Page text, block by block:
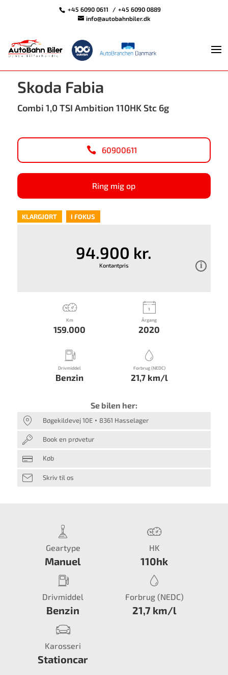
+45 6090 0611
+45 6090 0889
info@autobahnbiler.dk
<Tilbage til søgeresultat
Skoda Fabia
Combi 1,0 TSI Ambition 110HK Stc 6g
60900611
Ring mig op
KLARGJORT I FOKUS
94.900 kr.
Kontantpris
Km
159.000
Årgang
2020
Drivmiddel
Benzin
Forbrug (NEDC)
21,7 km/l
Se bilen her:
Bøgekildevej 10E 8361 Hasselager
Book en prøvetur
Køb
Skriv til os
Geartype
Manuel
HK
110hk
Drivmiddel
Benzin
Forbrug (NEDC)
21,7 km/l
Karosseri
Stationcar